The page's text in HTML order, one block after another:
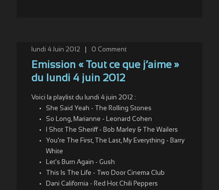
lundi 4 Juin 2012 0 Comment
Emission « Tout ce que j’aime »
du lundi 4 juin 2012
Voici la playlist du lundi 4 juin 2012 :
She Said Yeah - The Rolling Stones
So Long, Marianne - Leonard Cohen
I Shot The Sheriff - Bob Marley & The Wailers
You're The First, The Last, My Everything - Barry
White
Let's Burn Again - Gush
This Is The Life - Two Door Cinema Club
Dani California - Red Hot Chili Peppers